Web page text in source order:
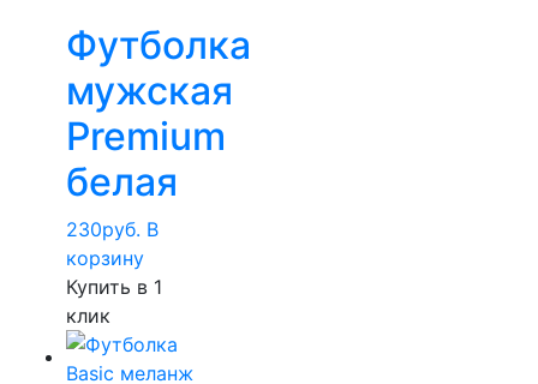
Футболка
мужская
Premium
белая
230руб. В
корзину
Купить в 1
клик